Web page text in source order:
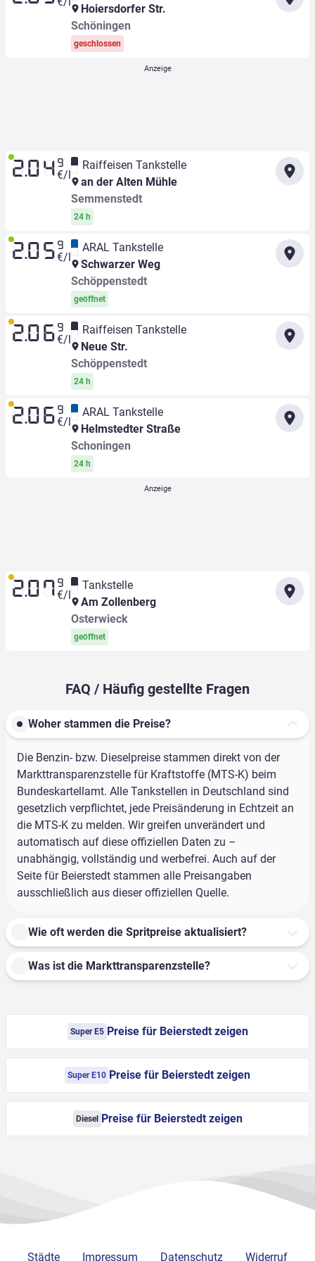
Hoiersdorfer Str.
Schöningen
geschlossen
2.04 9
€/l
Raiffeisen Tankstelle
an der Alten Mühle
Semmenstedt
24 h
2.05 9
€/l
ARAL Tankstelle
Schwarzer Weg
Schöppenstedt
geöffnet
2.06 9
€/l
Raiffeisen Tankstelle
Neue Str.
Schöppenstedt
24 h
2.06 9
€/l
ARAL Tankstelle
Helmstedter Straße
Schoningen
24 h
2.07 9
€/l
Tankstelle
Am Zollenberg
Osterwieck
geöffnet
FAQ / Häufig gestellte Fragen
Woher stammen die Preise?
Die Benzin- bzw. Dieselpreise stammen direkt von der
Markttransparenzstelle für Kraftstoffe (MTS-K) beim
Bundeskartellamt. Alle Tankstellen in Deutschland sind
gesetzlich verpflichtet, jede Preisänderung in Echtzeit an
die MTS-K zu melden. Wir greifen unverändert und
automatisch auf diese offiziellen Daten zu –
unabhängig, vollständig und werbefrei. Auch auf der
Seite für Beierstedt stammen alle Preisangaben
ausschließlich aus dieser offiziellen Quelle.
Wie oft werden die Spritpreise aktualisiert?
Was ist die Markttransparenzstelle?
Super E5 Preise für Beierstedt zeigen
Super E10 Preise für Beierstedt zeigen
Diesel Preise für Beierstedt zeigen
Städte Impressum Datenschutz Widerruf